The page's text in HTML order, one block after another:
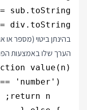
div.toString = () => '/';
בהינתן ביטוי (מספר
הערך שלו באמצעות